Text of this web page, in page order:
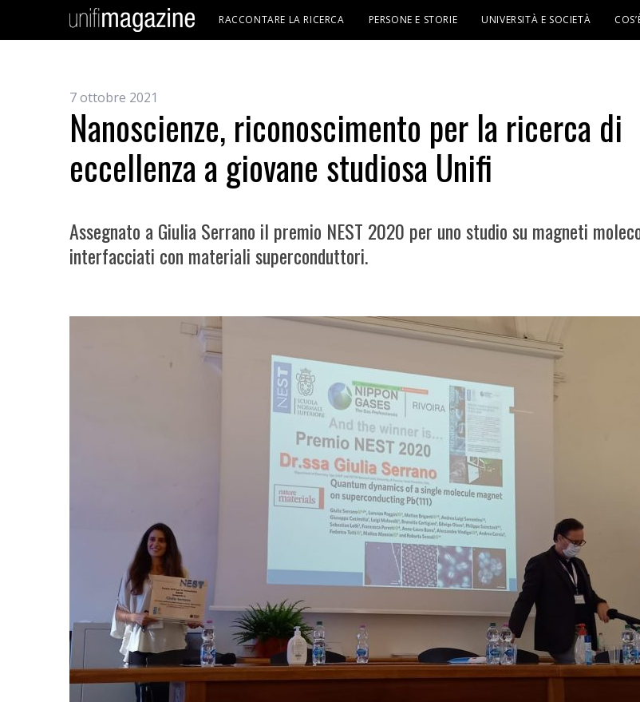
RACCONTARE LA RICERCA PERSONE E STORIE UNIVERSITÀ E SOCIETÀ
7 ottobre 2021
Nanoscienze, riconoscimento per la ricerca di
eccellenza a giovane studiosa Unifi
Assegnato a Giulia Serrano il premio NEST 2020 per uno studio su magneti
interfacciati con materiali superconduttori.